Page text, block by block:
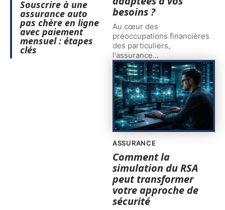
Souscrire à une
assurance auto
pas chère en ligne
avec paiement
mensuel : étapes
clés
besoins ?
Au cœur des
préoccupations financières
des particuliers,
l'assurance…
ASSURANCE
Comment la
simulation du RSA
peut transformer
votre approche de
sécurité